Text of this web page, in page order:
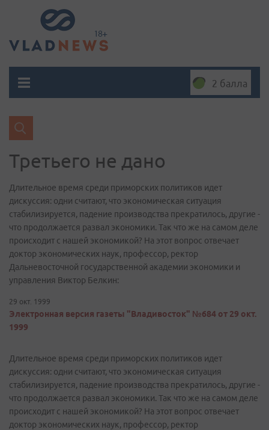
2 балла
Третьего не дано
Длительное время среди приморских политиков идет
дискуссия: одни считают, что экономическая ситуация
стабилизируется, падение производства прекратилось, другие -
что продолжается развал экономики. Так что же на самом деле
происходит с нашей экономикой? На этот вопрос отвечает
доктор экономических наук, профессор, ректор
Дальневосточной государственной академии экономики и
управления Виктор Белкин:
29 окт. 1999
Электронная версия газеты "Владивосток" №684 от 29 окт.
1999
Длительное время среди приморских политиков идет
дискуссия: одни считают, что экономическая ситуация
стабилизируется, падение производства прекратилось, другие -
что продолжается развал экономики. Так что же на самом деле
происходит с нашей экономикой? На этот вопрос отвечает
доктор экономических наук, профессор, ректор